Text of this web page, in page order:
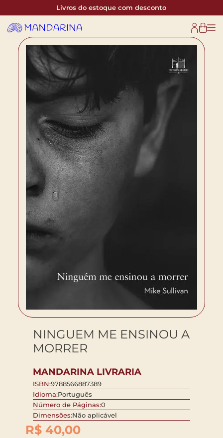
Livros do estoque com desconto
NINGUEM ME ENSINOU A
MORRER
MANDARINA LIVRARIA
ISBN:9788566887389
Idioma:Português
Número de Páginas:0
Dimensões:Não aplicável
R$ 40,00